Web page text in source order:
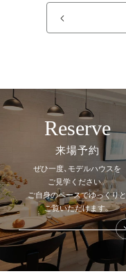
Reserve
来場予約
ぜひ一度、モデルハウスを
ご見学ください。
ご自身のペースでゆっくりと
ご覧いただけます。